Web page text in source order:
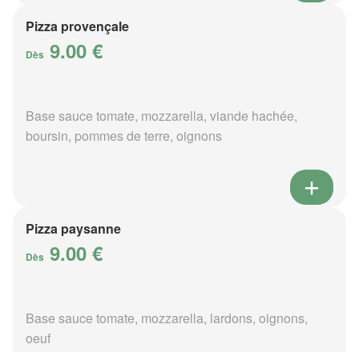
Pizza provençale
Dès 9.00 €
Base sauce tomate, mozzarella, viande hachée,
boursin, pommes de terre, oignons
Pizza paysanne
Dès 9.00 €
Base sauce tomate, mozzarella, lardons, oignons,
oeuf